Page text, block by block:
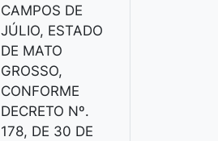
CAMPOS DE
JÚLIO, ESTADO
DE MATO
GROSSO,
CONFORME
DECRETO Nº.
178, DE 30 DE